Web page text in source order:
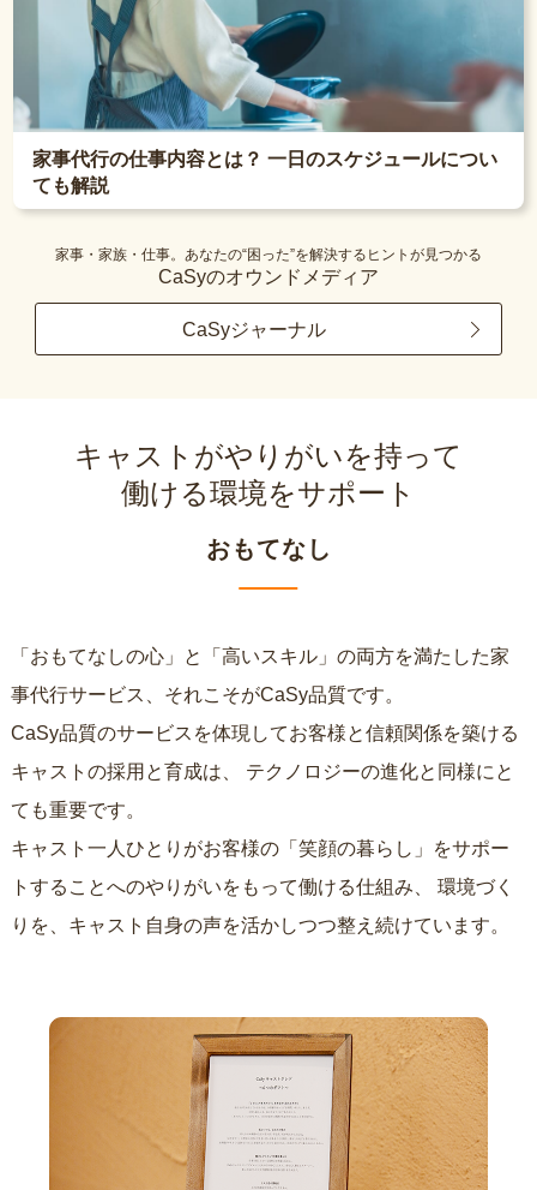
家事代行の仕事内容とは？ 一日のスケジュールについ
ても解説
家事・家族・仕事。あなたの“困った”を解決するヒントが見つかる
CaSyのオウンドメディア
CaSyジャーナル
キャストがやりがいを持って
働ける環境をサポート
おもてなし
「おもてなしの心」と「高いスキル」の両方を満たした家
事代行サービス、それこそがCaSy品質です。
CaSy品質のサービスを体現してお客様と信頼関係を築ける
キャストの採用と育成は、
ても重要です。
キャスト一人ひとりがお客様の「笑顔の暮らし」をサポー
トすることへのやりがいをもって働ける仕組み、
りを、キャスト自身の声を活かしつつ整え続けています。